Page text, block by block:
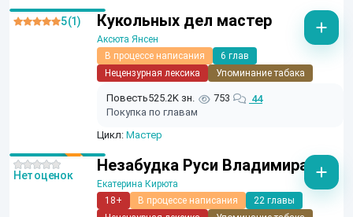
Кукольных дел мастер
Аксюта Янсен
В процессе написания
6 глав
Нецензурная лексика
Упоминание табака
Повесть525.2K зн. 753
44
Покупка по главам
Цикл: Мастер
5 (1)
Незабудка Руси Владимира
Екатерина Кирюта
18+
В процессе написания
22 главы
Нет оценок